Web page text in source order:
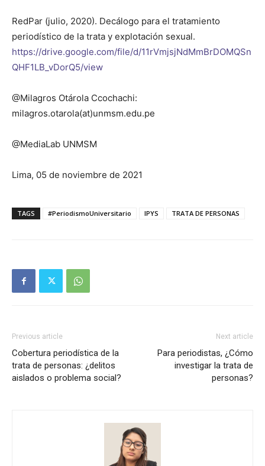
RedPar (julio, 2020). Decálogo para el tratamiento
periodístico de la trata y explotación sexual.
https://drive.google.com/file/d/11rVmjsjNdMmBrDOMQSn
QHF1LB_vDorQ5/view
@Milagros Otárola Ccochachi:
milagros.otarola(at)unmsm.edu.pe
@MediaLab UNMSM
Lima, 05 de noviembre de 2021
TAGS #PeriodismoUniversitario IPYS TRATA DE PERSONAS
Previous article
Cobertura periodística de la
trata de personas: ¿delitos
aislados o problema social?
Next article
Para periodistas, ¿Cómo
investigar la trata de
personas?